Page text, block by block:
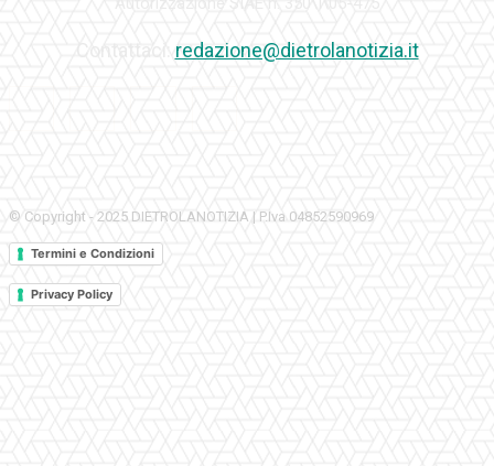
redazione@dietrolanotizia.it
© Copyright - 2025 DIETROLANOTIZIA | P.Iva 04852590969
Termini e Condizioni
Privacy Policy